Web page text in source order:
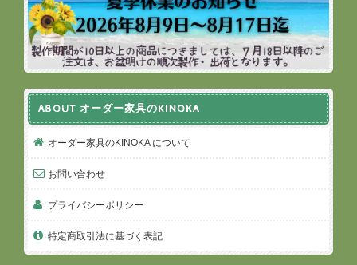
ABOUT オーダー家具のKINOKA
オーダー家具のKINOKA について
お問い合わせ
プライバシーポリシー
特定商取引法に基づく表記